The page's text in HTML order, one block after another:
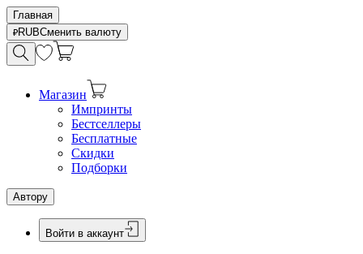
Главная
RUBСменить валюту
Магазин
Импринты
Бестселлеры
Бесплатные
Скидки
Подборки
Автору
Войти в аккаунт